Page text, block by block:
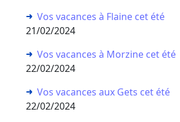
Vos vacances à Flaine cet été
21/02/2024
Vos vacances à Morzine cet été
22/02/2024
Vos vacances aux Gets cet été
22/02/2024